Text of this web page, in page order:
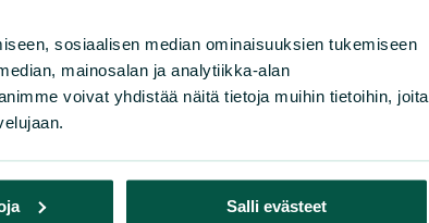
sosiaalisen median ominaisuuksien tukemiseen
mainosalan ja analytiikka-alan
voivat yhdistää näitä tietoja muihin tietoihin, joita
Salli evästeet